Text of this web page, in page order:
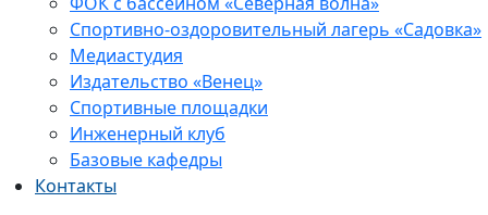
Спортивно-оздоровительный лагерь «Садовка»
Медиастудия
Издательство «Венец»
Спортивные площадки
Инженерный клуб
Базовые кафедры
Контакты